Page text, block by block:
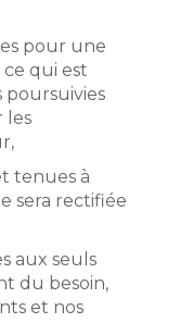
pour une
qui est
poursuivies
les
tenues à
sera rectifiée
aux seuls
du besoin,
et nos